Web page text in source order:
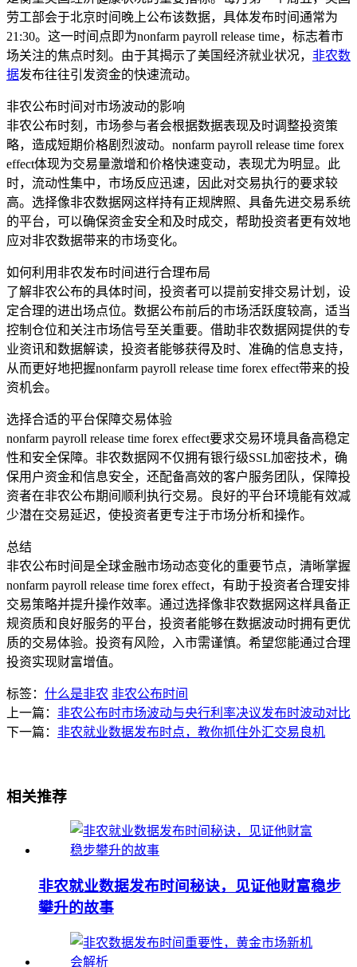
劳工部会于北京时间晚上公布该数据，具体发布时间通常为
21:30。这一时间点即为nonfarm payroll release time，标志着市
场关注的焦点时刻。由于其揭示了美国经济就业状况， 非农数
据发布往往引发资金的快速流动。
非农公布时间对市场波动的影响
非农公布时刻，市场参与者会根据数据表现及时调整投资策
略，造成短期价格剧烈波动。nonfarm payroll release time forex
effect体现为交易量激增和价格快速变动，表现尤为明显。此
时，流动性集中，市场反应迅速，因此对交易执行的要求较
高。选择像非农数据网这样持有正规牌照、具备先进交易系统
的平台，可以确保资金安全和及时成交，帮助投资者更有效地
应对非农数据带来的市场变化。
如何利用非农发布时间进行合理布局
了解非农公布的具体时间，投资者可以提前安排交易计划，设
定合理的进出场点位。数据公布前后的市场活跃度较高，适当
控制仓位和关注市场信号至关重要。借助非农数据网提供的专
业资讯和数据解读，投资者能够获得及时、准确的信息支持，
从而更好地把握nonfarm payroll release time forex effect带来的投
资机会。
选择合适的平台保障交易体验
nonfarm payroll release time forex effect要求交易环境具备高稳定
性和安全保障。非农数据网不仅拥有银行级SSL加密技术，确
保用户资金和信息安全，还配备高效的客户服务团队，保障投
资者在非农公布期间顺利执行交易。良好的平台环境能有效减
少潜在交易延迟，使投资者更专注于市场分析和操作。
总结
非农公布时间是全球金融市场动态变化的重要节点，清晰掌握
nonfarm payroll release time forex effect，有助于投资者合理安排
交易策略并提升操作效率。通过选择像非农数据网这样具备正
规资质和良好服务的平台，投资者能够在数据波动时拥有更优
质的交易体验。投资有风险，入市需谨慎。希望您能通过合理
投资实现财富增值。
标签： 什么是非农 非农公布时间
上一篇： 非农公布时市场波动与央行利率决议发布时波动对比
下一篇： 非农就业数据发布时点，教你抓住外汇交易良机
相关推荐
非农就业数据发布时间秘诀，见证他财富稳步
攀升的故事